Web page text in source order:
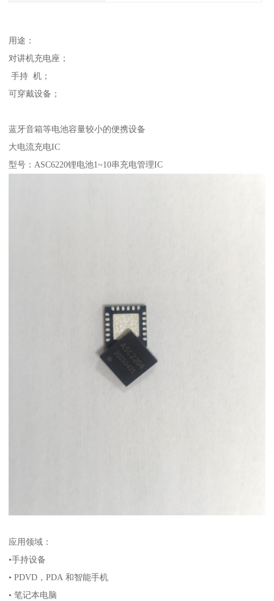
用途：
对讲机充电座；
手持 机；
可穿戴设备；
蓝牙音箱等电池容量较小的便携设备
大电流充电IC
型号：ASC6220锂电池1~10串充电管理IC
应用领域：
•手持设备
• PDVD，PDA 和智能手机
• 笔记本电脑